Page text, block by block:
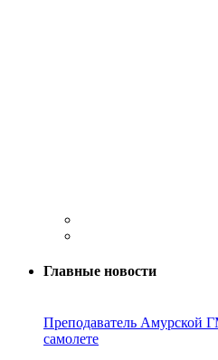
Главные новости
Преподаватель Амурской
самолете